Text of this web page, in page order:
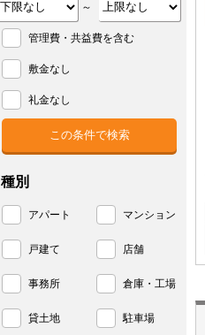
～
管理費・共益費を含む
敷金なし
礼金なし
種別
アパート マンション
戸建て 店舗
事務所 倉庫・工場
貸土地 駐車場